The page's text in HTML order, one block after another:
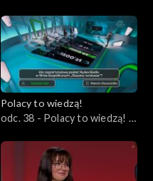
Polacy to wiedzą!
odc. 38 - Polacy to wiedzą! -